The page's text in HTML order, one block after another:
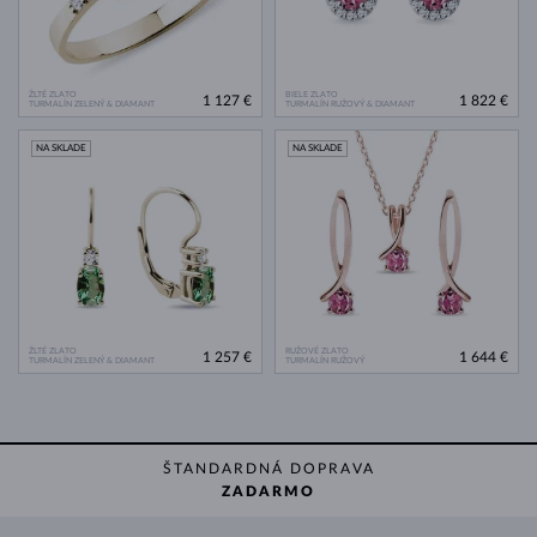
ŽLTÉ ZLATO
TURMALÍN ZELENÝ & DIAMANT
1 127 €
BIELE ZLATO
TURMALÍN RUŽOVÝ & DIAMANT
1 822 €
ŽLTÉ ZLATO
TURMALÍN ZELENÝ & DIAMANT
NA SKLADE
1 257 €
RUŽOVÉ ZLATO
TURMALÍN RUŽOVÝ
NA SKLADE
1 644 €
ŠTANDARDNÁ DOPRAVA
ZADARMO